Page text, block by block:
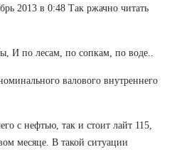
2013 в 0:48 Так ржачно читать
И по лесам, по сопкам, по воде..
валового внутреннего
с нефтью, так и стоит лайт 115,
месяце. В такой ситуации